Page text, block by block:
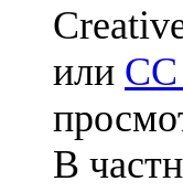
или
В